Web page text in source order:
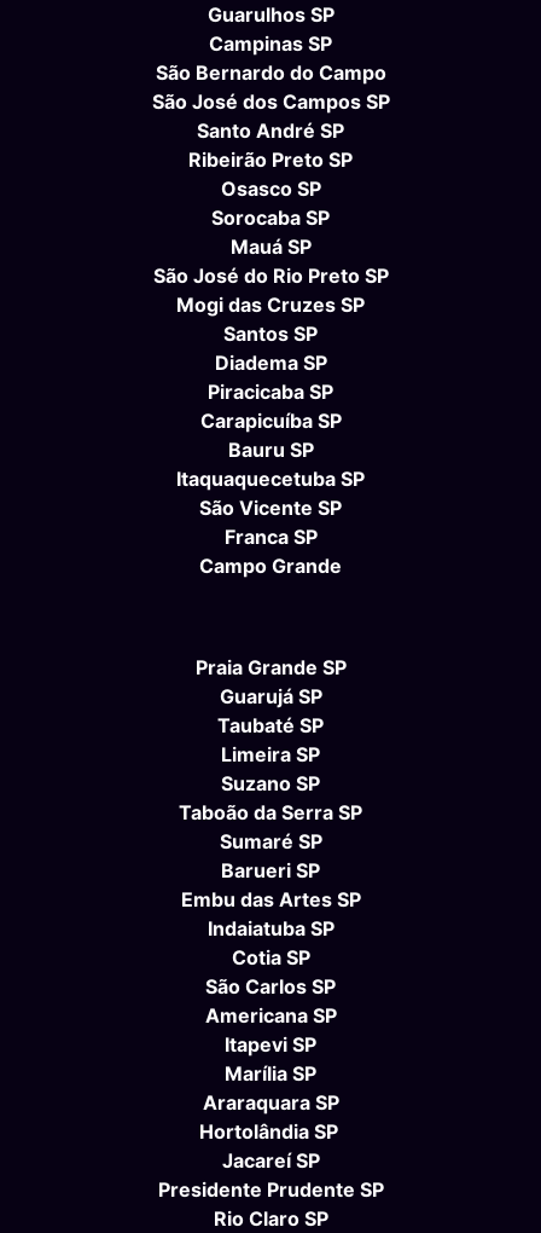
Guarulhos SP
Campinas SP
São Bernardo do Campo
São José dos Campos SP
Santo André SP
Ribeirão Preto SP
Osasco SP
Sorocaba SP
Mauá SP
São José do Rio Preto SP
Mogi das Cruzes SP
Santos SP
Diadema SP
Piracicaba SP
Carapicuíba SP
Bauru SP
Itaquaquecetuba SP
São Vicente SP
Franca SP
Campo Grande
Praia Grande SP
Guarujá SP
Taubaté SP
Limeira SP
Suzano SP
Taboão da Serra SP
Sumaré SP
Barueri SP
Embu das Artes SP
Indaiatuba SP
Cotia SP
São Carlos SP
Americana SP
Itapevi SP
Marília SP
Araraquara SP
Hortolândia SP
Jacareí SP
Presidente Prudente SP
Rio Claro SP